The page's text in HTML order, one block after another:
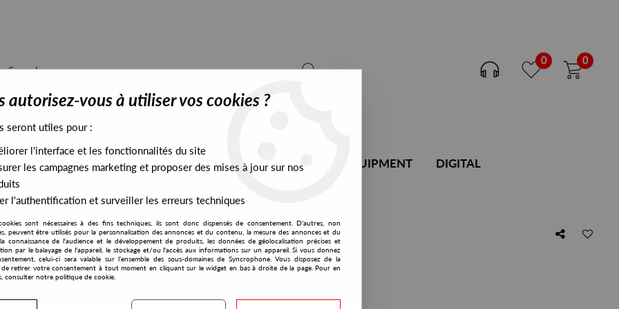
0 0
STOCK EXCLUSIVES PRESALES EXCLUSIVES DJ EQUIPMENT DIGITAL
Robsoul
Phil Weeks
Yeah I Like That
16,00 €incl. taxes
autorisez-vous à utiliser vos cookies ?
seront utiles pour :
l'interface et les fonctionnalités du site
les campagnes marketing et proposer des mises à jour sur nos
l'authentification et surveiller les erreurs techniques
sont nécessaires à des fins techniques, ils sont donc dispensés de consentement. D'autres, non
peuvent être utilisés pour la personnalisation des annonces et du contenu, la mesure des annonces et du
connaissance de l'audience et le développement de produits, les données de géolocalisation précises et
par le balayage de l'appareil, le stockage et/ou l'accès aux informations sur un appareil. Si vous donnez
celui-ci sera valable sur l’ensemble des sous-domaines de Syncrophone. Vous disposez de la
de retirer votre consentement à tout moment en cliquant sur le widget en bas à droite de la page. Pour en
consulter notre politique de cookie.